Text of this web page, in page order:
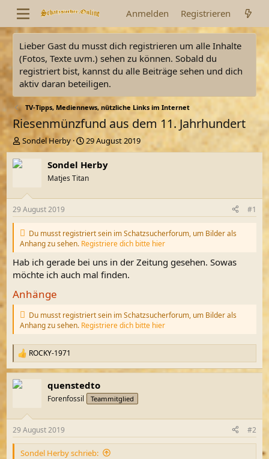
Anmelden Registrieren
Lieber Gast du musst dich registrieren um alle Inhalte
(Fotos, Texte uvm.) sehen zu können. Sobald du
registriert bist, kannst du alle Beiträge sehen und dich
aktiv daran beteiligen.
TV-Tipps, Mediennews, nützliche Links im Internet
Riesenmünzfund aus dem 11. Jahrhundert
E
r
s
e
Sondel Herby
E
r
s
e
t
m
29 August 2019
Sondel Herby
Matjes Titan
29 August 2019 #1
Du musst registriert sein im Schatzsucherforum, um Bilder als
Anhang zu sehen. Registriere dich bitte hier
Hab ich gerade bei uns in der Zeitung gesehen. Sowas
möchte ich auch mal finden.
Anhänge
Du musst registriert sein im Schatzsucherforum, um Bilder als
Anhang zu sehen. Registriere dich bitte hier
R
e
a
k
e
n
ROCKY-1971
quenstedto
Forenfossil Teammitglied
29 August 2019 #2
Sondel Herby schrieb: